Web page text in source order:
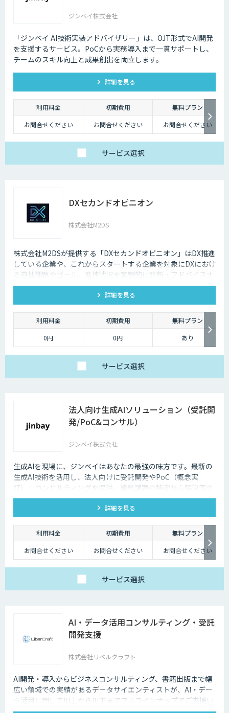
ジンベイ株式会社
「ジンベイ AI技術実装アドバイザリー」は、OJT形式でAI開発
を支援するサービス。PoCから実務導入まで一貫サポートし、
チームのスキル向上と成果創出を両立します。
詳細を見る
利用料金 初期費用
無料プラン
お問合せください
お問合せください お問合せください
サービス選択
DXセカンドオピニオン
株式会社M2DS
株式会社M2DSが提供する「DXセカンドオピニオン」はDX推進
している企業や、これからスタートする企業を対象にDXにおけ
る自社課題やゴール、進捗状況を客観的に診断・アドバイスす
るサービスです
詳細を見る
利用料金 初期費用
無料プラン
0円
0円 あり
サービス選択
法人向け生成AIソリューション（受託開
発/PoC&コンサル）
ジンベイ株式会社
生成AIを現場に、ジンベイはあなたの最強の味方です。最新の
生成AI技術を活用し、法人向けに受託開発やPoC（概念実
証）、コンサルティングを提供。業務課題の特定から解決策の
実現、DX推進まで一気通貫でサポートします。
詳細を見る
利用料金 初期費用
無料プラン
お問合せください
お問合せください お問合せください
サービス選択
AI・データ活用コンサルティング・受託
開発支援
株式会社リベルクラフト
AI開発・導入からビジネスコンサルティング、書籍出版まで幅
広い領域での実績があるデータサイエンティストが、AI・デー
タ活用に関して川上から川下までフルラインナップでご支援い